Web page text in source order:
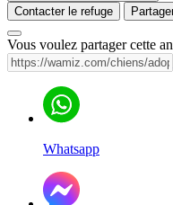
Contacter le refuge
Vous voulez partager cette
Whatsapp